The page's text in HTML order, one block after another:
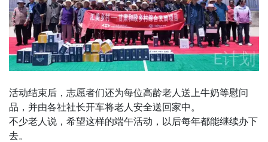
活动结束后，志愿者们还为每位高龄老人送上牛奶等慰问
品，并由各社社长开车将老人安全送回家中。
不少老人说，希望这样的端午活动，以后每年都能继续办下
去。